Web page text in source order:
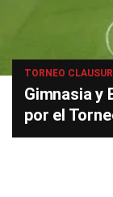
TORNEO
Gimnasia y
por el